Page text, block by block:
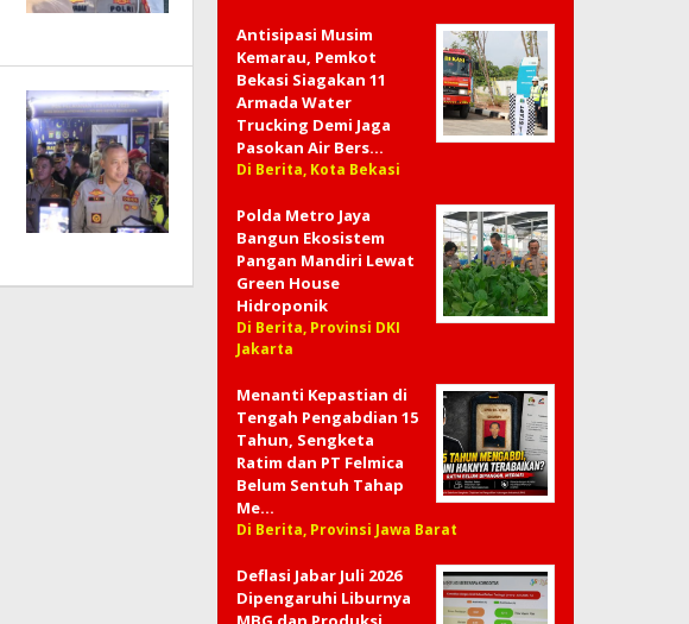
Antisipasi Musim
Kemarau, Pemkot
Bekasi Siagakan 11
Armada Water
Trucking Demi Jaga
Pasokan Air Bers…
Di Berita, Kota Bekasi
Polda Metro Jaya
Bangun Ekosistem
Pangan Mandiri Lewat
Green House
Hidroponik
Di Berita, Provinsi DKI
Jakarta
Menanti Kepastian di
Tengah Pengabdian 15
Tahun, Sengketa
Ratim dan PT Felmica
Belum Sentuh Tahap
Me…
Di Berita, Provinsi Jawa Barat
Deflasi Jabar Juli 2026
Dipengaruhi Liburnya